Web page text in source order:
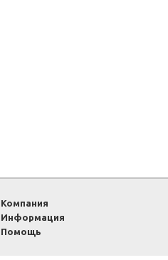
Компания
Информация
Помощь